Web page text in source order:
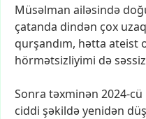
Müsəlman ailəsində
çatanda dindən çox
qurşandım, hətta ateist
hörmətsizliyimi dəsəssiz
Sonra təxminən 2024-cü
ciddi şəkildəyenidən